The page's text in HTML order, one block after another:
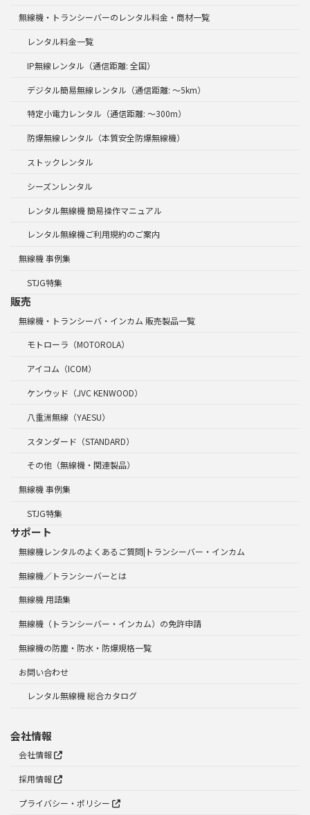
無線機・トランシーバーのレンタル料金・商材一覧
レンタル料金一覧
IP無線レンタル（通信距離: 全国）
デジタル簡易無線レンタル（通信距離: ～5km）
特定小電力レンタル（通信距離: ～300m）
防爆無線レンタル（本質安全防爆無線機）
ストックレンタル
シーズンレンタル
レンタル無線機 簡易操作マニュアル
レンタル無線機ご利用規約のご案内
無線機 事例集
STJG特集
販売
無線機・トランシーバ・インカム 販売製品一覧
モトローラ（MOTOROLA）
アイコム（ICOM）
ケンウッド（JVC KENWOOD）
八重洲無線（YAESU）
スタンダード（STANDARD）
その他（無線機・関連製品）
無線機 事例集
STJG特集
サポート
無線機レンタルのよくあるご質問|トランシーバー・インカム
無線機／トランシーバーとは
無線機 用語集
無線機（トランシーバー・インカム）の免許申請
無線機の防塵・防水・防爆規格一覧
お問い合わせ
レンタル無線機 総合カタログ
会社情報
会社情報
採用情報
プライバシー・ポリシー